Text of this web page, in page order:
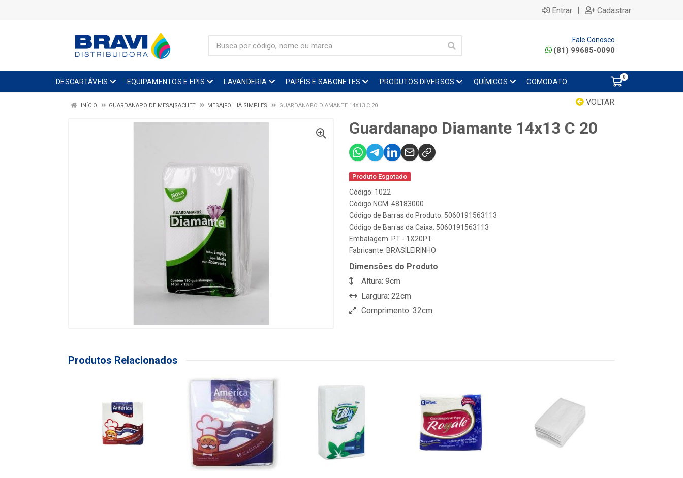
Entrar | Cadastrar
Fale Conosco
(81) 99685-0090
DESCARTÁVEIS EQUIPAMENTOS E EPIS LAVANDERIA PAPÉIS E SABONETES PRODUTOS DIVERSOS QUÍMICOS COMODATO
0
VOLTAR
INÍCIO GUARDANAPO DE MESA|SACHET MESA|FOLHA SIMPLES GUARDANAPO DIAMANTE 14X13 C 20
Guardanapo Diamante 14x13 C 20
Produto Esgotado
Código: 1022
Código NCM: 48183000
Código de Barras do Produto: 5060191563113
Código de Barras da Caixa: 5060191563113
Embalagem: PT - 1X20PT
Fabricante: BRASILEIRINHO
Dimensões do Produto
Altura: 9cm
Largura: 22cm
Comprimento: 32cm
Produtos Relacionados